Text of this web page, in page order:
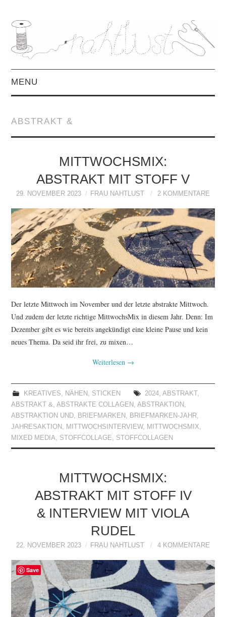
MENU
MITTWOCHSMIX &
INTERVIEWS
FREEBOOKS &
TUTORIALS
WORKSHOPS
PAPIERLIEBE AM
IMPRESSUM
ABSTRAKT &
MITTWOCHSMIX:
ABSTRAKT MIT STOFF V
29. NOVEMBER 2023 FRAU NAHTLUST 2 KOMMENTARE
Der letzte Mittwoch im November und der letzte abstrakte Mittwoch.
Und zudem der letzte richtige MittwochsMix in diesem Jahr. Denn: Im
Dezember gibt es wie bereits angekündigt eine kleine Pause und kein
neues Thema. Da seid ihr frei, zu mixen…
Weiterlesen →
KREATIVES, NÄHEN , STICKEN 2024, ABSTRAKT ,
ABSTRAKT &,ABSTRAKTE COLLAGEN ,ABSTRAKTION ,
ABSTRAKTION UND, BRIEFMARKEN , BRIEFMARKEN-JAHR,
JAHRESAKTION , MITTWOCHSINTERVIEW, MITTWOCHSMIX,
MIXED MEDIA, STOFFCOLLAGE, STOFFCOLLAGEN
MITTWOCHSMIX:
ABSTRAKT MIT STOFF IV
& INTERVIEW MIT VIOLA
RUDEL
22. NOVEMBER 2023 FRAU NAHTLUST 4 KOMMENTARE
Save